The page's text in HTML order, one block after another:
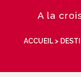
A la
ACCUEIL>